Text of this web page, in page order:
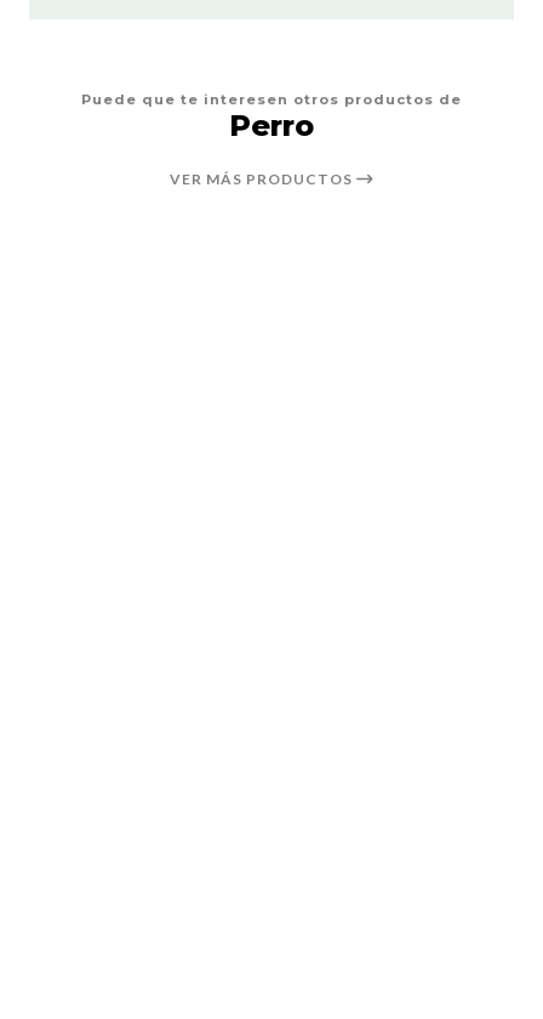
Puede que te interesen otros productos de
Perro
VER MÁS PRODUCTOS